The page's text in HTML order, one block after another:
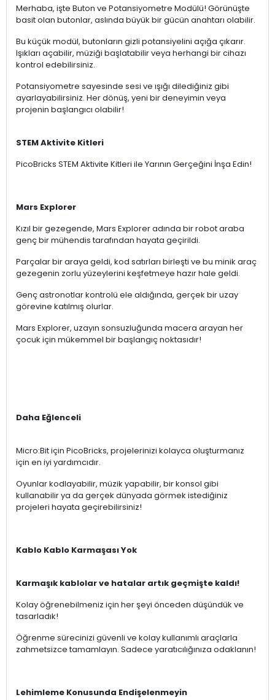
Merhaba, işte Buton ve Potansiyometre Modülü! Görünüşte
basit olan butonlar, aslında büyük bir gücün anahtarı olabilir.
Bu küçük modül, butonların gizli potansiyelini açığa çıkarır.
Işıkları açabilir, müziği başlatabilir veya herhangi bir cihazı
kontrol edebilirsiniz.
Potansiyometre sayesinde sesi ve ışığı dilediğiniz gibi
ayarlayabilirsiniz. Her dönüş, yeni bir deneyimin veya
projenin başlangıcı olabilir!
STEM Aktivite Kitleri
PicoBricks STEM Aktivite Kitleri ile Yarının Gerçeğini İnşa Edin!
Mars Explorer
Kızıl bir gezegende, Mars Explorer adında bir robot araba
genç bir mühendis tarafından hayata geçirildi.
Parçalar bir araya geldi, kod satırları birleşti ve bu minik araç
gezegenin zorlu yüzeylerini keşfetmeye hazır hale geldi.
Genç astronotlar kontrolü ele aldığında, gerçek bir uzay
görevine katılmış olurlar.
Mars Explorer, uzayın sonsuzluğunda macera arayan her
çocuk için mükemmel bir başlangıç noktasıdır!
Daha Eğlenceli
Micro:Bit için PicoBricks, projelerinizi kolayca oluşturmanız
için en iyi yardımcıdır.
Oyunlar kodlayabilir, müzik yapabilir, bir konsol gibi
kullanabilir ya da gerçek dünyada görmek istediğiniz
projeleri hayata geçirebilirsiniz!
Kablo Kablo Karmaşası Yok
Karmaşık kablolar ve hatalar artık geçmişte kaldı!
Kolay öğrenebilmeniz için her şeyi önceden düşündük ve
tasarladık!
Öğrenme sürecinizi güvenli ve kolay kullanımlı araçlarla
zahmetsizce tamamlayın. Sadece yaratıcılığınıza odaklanın!
Lehimleme Konusunda Endişelenmeyin